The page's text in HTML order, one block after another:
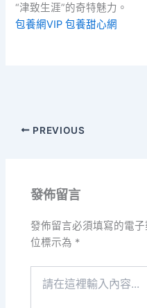
“津致生涯”的奇特魅力。
包養網VIP 包養甜心網
PREVIOUS
發佈留言
發佈留言必須填寫的電
位標示為 *